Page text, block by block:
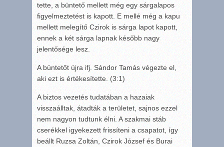
tette, a büntető mellett még egy sárgalapos
figyelmeztetést is kapott. E mellé még a kapu
mellett melegítő Czirok is sárga lapot kapott,
ennek a két sárga lapnak később nagy
jelentősége lesz.
A büntetőt újra ifj. Sándor Tamás végezte el,
aki ezt is értékesítette. (3:1)
A biztos vezetés tudatában a hazaiak
visszaálltak, átadták a területet, sajnos ezzel
nem nagyon tudtunk élni. A szakmai stáb
cserékkel igyekezett frissíteni a csapatot, így
beállt Ruzsa Zoltán, Czirok József és Burai